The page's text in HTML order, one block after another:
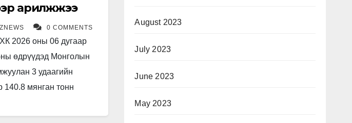
арилжжээ
0 COMMENTS
2026 оны 06 дугаар
өдрүүдэд Монголын
3 удаагийн
140.8 мянган тонн
August 2023
July 2023
June 2023
May 2023